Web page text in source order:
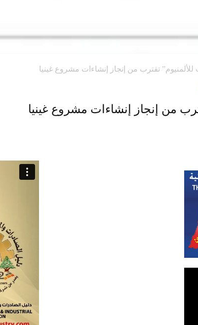
للألمنيوم” تقترب من إنجاز إنشاءات مشروع غينيا
من إنجاز إنشاءات مشروع غينيا